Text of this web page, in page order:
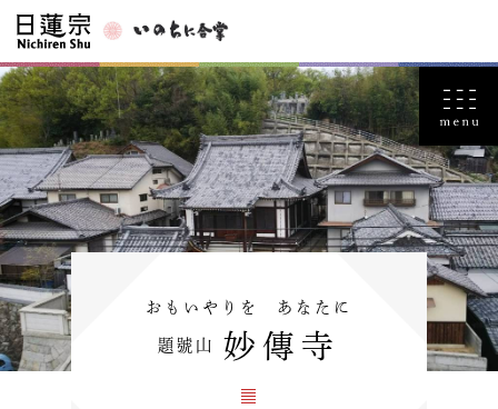
おもいやりを あなたに
題號山 妙傳寺